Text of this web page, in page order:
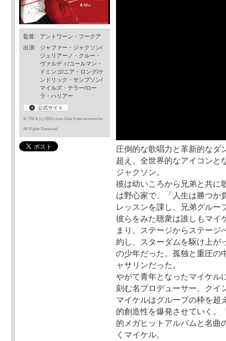
監督:
アントワーン・フークア
出演:
ジャファー・ジャクソン/
ジュリアーノ・クルー・
ヴァルディ/コールマン・
ドミンゴ/ニア・ロング/ケ
ンドリック・サンプソン/
マイルズ・テラー/ロー
ラ・ハリアー
公式サイト
®, TM & (c) 2026 Lions Gate Entertainment Inc.
All Rights Reserved.
圧倒的な歌唱力と革新的なダ
超え、全世界的なアイコンと
ジャクソン。
彼は幼いころから兄弟と共に
は野心家で、「人生は勝つか
レッスンを課し、兄弟グルー
彼らをみた聴衆は誰しもマイ
まり、ステージからステージ
約し、スターダムを駆け上が
の少年だった。孤独と重圧の
ャサリンだった。
やがて青年となったマイケル
刻む名プロデューサー、クイ
マイケルはグループの枠を超
的創造性を爆発させていく。
的メガヒットアルバムと名曲
くマイケル。